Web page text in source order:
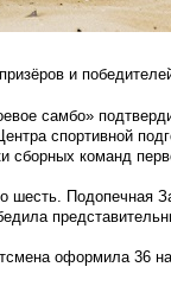
и
самбо»
спортивной
сборных команд
Подопечная
оформила 36